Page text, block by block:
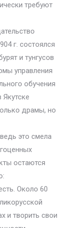
требуют
г. состоялся
и тунгусов
управления
обучения
драмы, но
это смела
остаются
Около 60
и творить свои